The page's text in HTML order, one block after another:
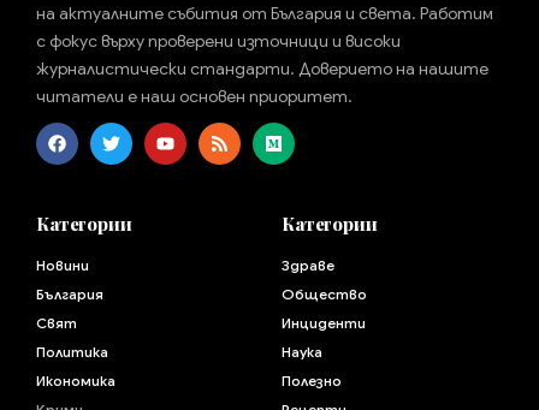
на актуалните събития от България и света. Работим
с фокус върху проверени източници и високи
журналистически стандарти. Доверието на нашите
читатели е наш основен приоритет.
Категории
Новини
България
Свят
Политика
Икономика
Категории
Здраве
Общество
Инциденти
Наука
Полезно